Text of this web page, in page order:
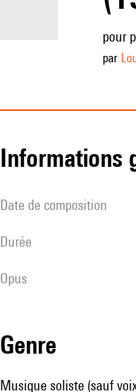
pour
par
informations
date de composition
durée
Opus
genre
Musique soliste (sauf